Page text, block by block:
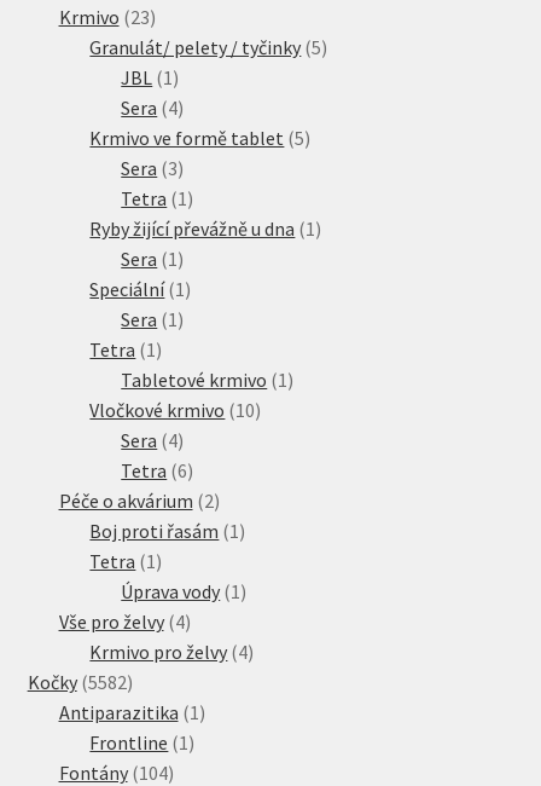
Krmivo 2323
produktů
Granulát/ pelety / tyčinky 55
JBL 1 1
produkt
Sera 44
produkty
Krmivo ve formě tablet 55
Sera 33
produkty
Tetra 1 1
produkt
Ryby žijící převážně u dna 1 1
Sera 1 1
produkt
Speciální 1 1
Sera 1 1
Tetra 1 1
produkt
Tabletové krmivo 1 1
Vločkové krmivo 1010
Sera 44
produkty
Tetra 66
produktů
Péče o akvárium 22
produkty
Boj proti řasám 1 1
Tetra 1 1
produkt
Úprava vody 1 1
Vše pro želvy 44
produkty
Krmivo pro želvy 44
Kočky 55825582
produktů
Antiparazitika 1 1
Frontline 1 1
Fontány 104104